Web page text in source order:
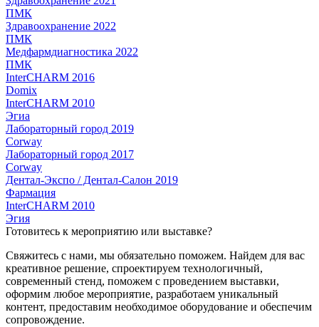
ПМК
Здравоохранение 2022
ПМК
Медфармдиагностика 2022
ПМК
InterCHARM 2016
Domix
InterCHARM 2010
Эгиа
Лабораторный город 2019
Corway
Лабораторный город 2017
Corway
Дентал-Экспо / Дентал-Салон 2019
Фармация
InterCHARM 2010
Эгия
Готовитесь к мероприятию или выставке?
Свяжитесь с нами, мы обязательно поможем. Найдем для вас
креативное решение, спроектируем технологичный,
современный стенд, поможем с проведением выставки,
оформим любое мероприятие, разработаем уникальный
контент, предоставим необходимое оборудование и обеспечим
сопровождение.